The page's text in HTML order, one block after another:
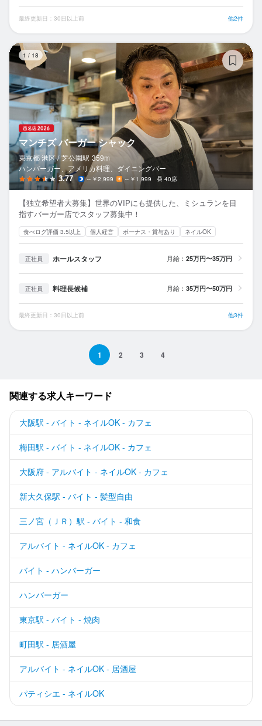
最終更新日：30日以上前 他2件
1 / 18
マンチズ バーガー シャック
東京都 港区 / 芝公園駅 359m
ハンバーガー、アメリカ料理、ダイニングバー
3.77 ～￥2,999 ～￥1,999 40席
【独立希望者大募集】世界のVIPにも提供した、ミシュランを目
指すバーガー店でスタッフ募集中！
食べログ評価 3.5以上 個人経営 ボーナス・賞与あり ネイルOK
正社員 ホールスタッフ 月給： 25万円〜35万円
正社員 料理長候補 月給： 35万円〜50万円
最終更新日：30日以上前 他3件
1 2 3 4
関連する求人キーワード
大阪駅 - バイト - ネイルOK - カフェ
梅田駅 - バイト - ネイルOK - カフェ
大阪府 - アルバイト - ネイルOK - カフェ
新大久保駅 - バイト - 髪型自由
三ノ宮（ＪＲ）駅 - バイト - 和食
アルバイト - ネイルOK - カフェ
バイト - ハンバーガー
ハンバーガー
東京駅 - バイト - 焼肉
町田駅 - 居酒屋
アルバイト - ネイルOK - 居酒屋
パティシエ - ネイルOK